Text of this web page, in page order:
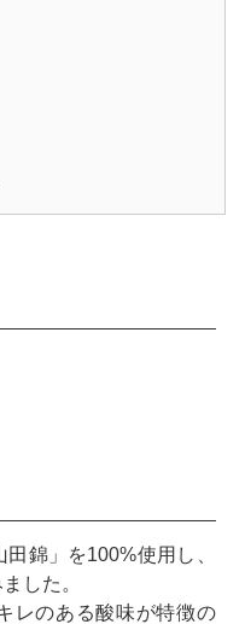
錦」を100%使用し、
した。
レのある酸味が特徴の